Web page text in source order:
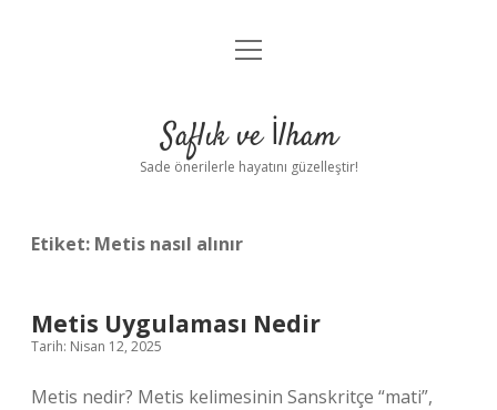
Anasayfa
Yasal Uyarı
menüyü
Saflık ve İlham
Sade önerilerle hayatını güzelleştir!
Etiket: Metis nasıl alınır
Metis Uygulaması Nedir
Tarih: Nisan 12, 2025
Metis nedir? Metis kelimesinin Sanskritçe “mati”,